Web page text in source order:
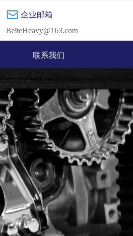
联系我们
企业邮箱
BeiteHeavy@163.com